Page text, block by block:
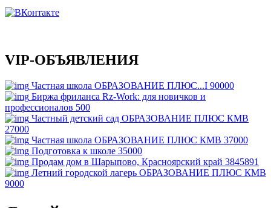
VIP-ОБЪЯВЛЕНИЯ
Частная школа ОБРАЗОВАНИЕ ПЛЮС...I 90000
Биржа фриланса Rz-Work: для новичков и
профессионалов 500
Частный детский сад ОБРАЗОВАНИЕ ПЛЮС КМВ
27000
Частная школа ОБРАЗОВАНИЕ ПЛЮС КМВ 37000
Подготовка к школе 35000
Продам дом в Шарыпово, Красноярский край 3845891
Летний городской лагерь ОБРАЗОВАНИЕ ПЛЮС КМВ
9000